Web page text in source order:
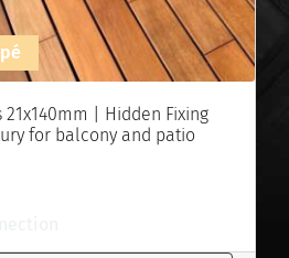
| Hidden Fixing
for balcony and patio